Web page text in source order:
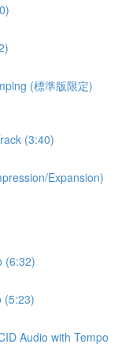
(標準版限定)
(3:40)
Expansion)
(6:32)
(5:23)
Audio with Tempo